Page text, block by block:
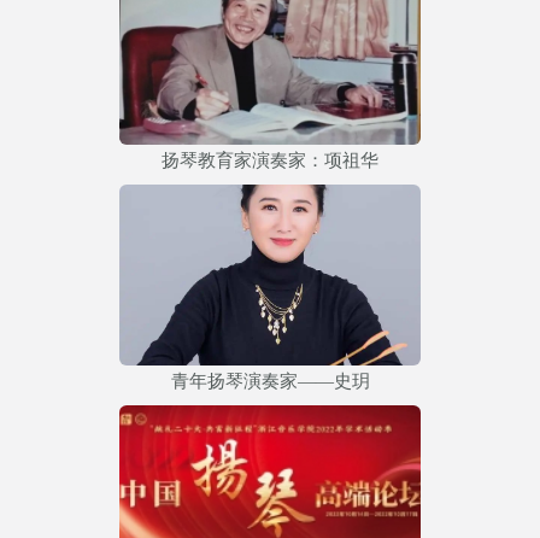
扬琴教育家演奏家：项祖华
青年扬琴演奏家——史玥